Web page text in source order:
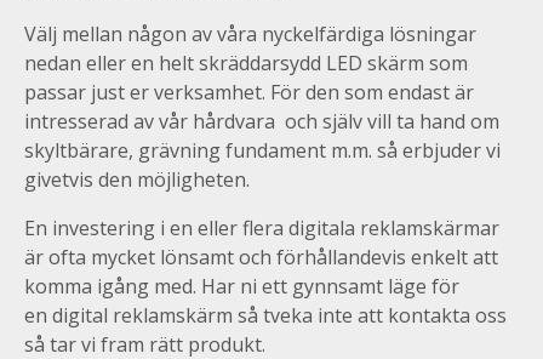
Välj mellan någon av våra nyckelfärdiga lösningar
nedan eller en helt skräddarsydd LED skärm som
passar just er verksamhet. För den som endast är
intresserad av vår hårdvara och själv vill ta hand om
skyltbärare, grävning fundament m.m. så erbjuder vi
givetvis den möjligheten.
En investering i en eller flera digitala reklamskärmar
är ofta mycket lönsamt och förhållandevis enkelt att
komma igång med. Har ni ett gynnsamt läge för
en digital reklamskärm så tveka inte att kontakta oss
så tar vi fram rätt produkt.